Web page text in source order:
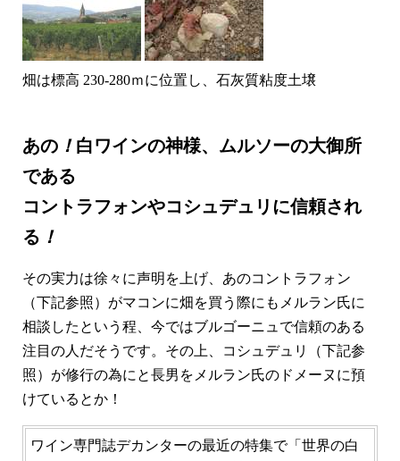
畑は標高 230-280ｍに位置し、石灰質粘度土壌
あの ！ 白ワインの神様、ムルソーの大御所
である
コントラフォンやコシュデュリに信頼され
る ！
その実力は徐々に声明を上げ、あのコントラフォン
（下記参照）がマコンに畑を買う際にもメルラン氏に
相談したという程、今ではブルゴーニュで信頼のある
注目の人だそうです。その上、コシュデュリ（下記参
照）が修行の為にと長男をメルラン氏のドメーヌに預
けているとか！
ワイン専門誌デカンターの最近の特集で「世界の白